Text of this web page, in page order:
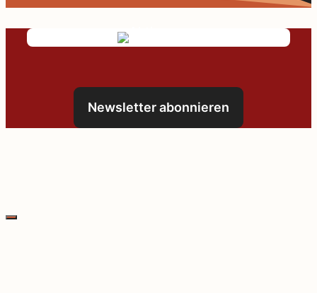
Newsletter abonnieren
Schließen